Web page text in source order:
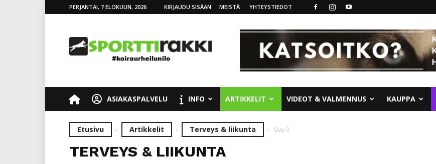
PERJANTAI, 7 ELOKUUN, 2026 KIRJAUDU SISÄÄN MEISTÄ YHTEYSTIEDOT
ASIAKASPALVELU INFO ARTIKKELIT VIDEOT & VALMENNUS KAUPPA
Etusivu Artikkelit Terveys & liikunta Sivu 3
TERVEYS & LIIKUNTA